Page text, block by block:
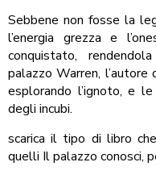
Sebbene non fosse la
l’energia grezza e
conquistato,
palazzo Warren, l’autore
esplorando l’ignoto, e
degli incubi.
scarica il tipo di libro
quelli Il palazzo conosci,